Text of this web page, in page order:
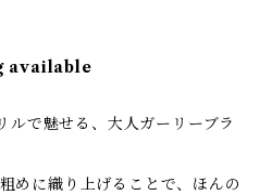
available
で魅せる、大人ガーリーブラ
めに織り上げることで、ほんの